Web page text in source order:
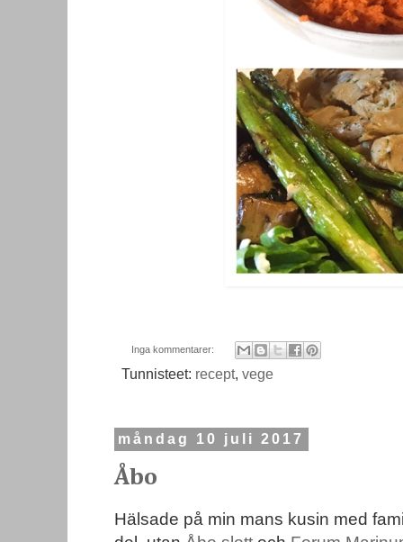
Inga kommentarer:
Tunnisteet: recept, vege
måndag 10 juli 2017
Åbo
Hälsade på min mans kusin med